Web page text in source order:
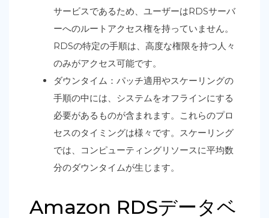
サービスであるため、ユーザーはRDSサーバ
ーへのルートアクセス権を持っていません。
RDSの特定の手順は、高度な権限を持つ人々
のみがアクセス可能です。
ダウンタイム：パッチ適用やスケーリングの
手順の中には、システムをオフラインにする
必要があるものが含まれます。これらのプロ
セスのタイミングは様々です。スケーリング
では、コンピューティングリソースに平均数
分のダウンタイムが生じます。
Amazon RDSデータベ